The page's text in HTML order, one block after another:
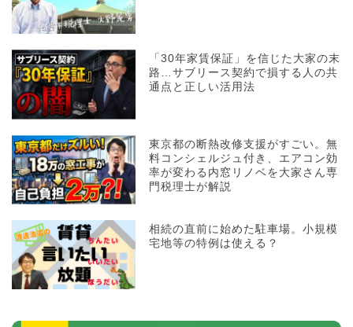
「30年家賃保証」を信じた大家の末
路…サブリース契約で損する人の共
通点と正しい活用法
東京都の断熱改修支援がすごい。無
料コンシェルジュ付き、エアコン効
率が変わる内窓リノベを大家さん専
門税理士が解説
相続の直前に始めた駐車場。小規模
宅地等の特例は使える？